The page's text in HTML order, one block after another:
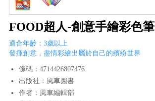
FOOD超人-創意手繪彩色筆
適合年齡：3歲以上
發揮創意，盡情彩繪出屬於自己的繽紛世界
條碼：4714426807476
出版社：風車圖書
作者：風車編輯部